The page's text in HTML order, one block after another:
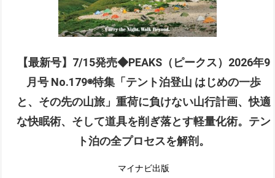
【最新号】7/15発売◆PEAKS（ピークス）2026年9
月号 No.179◉特集「テント泊登山 はじめの一歩
と、その先の山旅」重荷に負けない山行計画、快適
な快眠術、そして道具を削ぎ落とす軽量化術。テン
ト泊の全プロセスを解剖。
マイナビ出版